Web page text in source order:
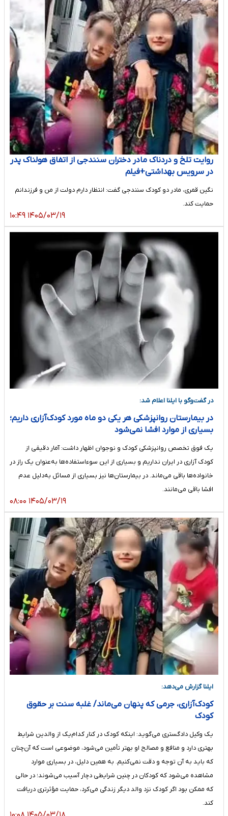
روایت تلخ و دردناک مادر دختران سنندجی از اتفاق هولناک پدر
در سرویس بهداشتی+فیلم
نگین قمری، مادر دو کودک سنندجی گفت: انتظار دارم دولت از من و فرزندانم
حمایت کند.
۱۴۰۵/۰۳/۱۹ ۱۰:۴۹
در گفت‌وگو با ایلنا اعلام شد:
در بیمارستان روانپزشکی هر یکی دو ماه مورد کودک‌آزاری داریم؛
بسیاری از موارد افشا نمی‌شود
یک فوق تخصص روانپزشکی کودک و نوجوان اظهار داشت: آمار دقیقی از
کودک آزاری در ایران نداریم و بسیاری از این سوءاستفاده‌ها به‌عنوان یک راز در
خانواده‌ها باقی می‌ماند. در بیمارستان‌ها نیز بسیاری از مسائل به‌دلیل عدم
افشا باقی می‌مانند.
۱۴۰۵/۰۳/۱۹ ۰۸:۰۰
ایلنا گزارش می‌دهد:
کودک‌آزاری، جرمی که پنهان می‌ماند/ غلبه سنت بر حقوق
کودک
یک وکیل دادگستری می‌گوید: اینکه کودک در کنار کدام‌یک از والدین شرایط
بهتری دارد و منافع و مصالح او بهتر تأمین می‌شود، موضوعی است که آن‌چنان
که باید به آن توجه و دقت نمی‌کنیم. به همین دلیل، در بسیاری موارد
مشاهده می‌شود که کودکان در چنین شرایطی دچار آسیب می‌شوند؛ در حالی
که ممکن بود اگر کودک نزد والد دیگر زندگی می‌کرد، حمایت مؤثرتری دریافت
کند.